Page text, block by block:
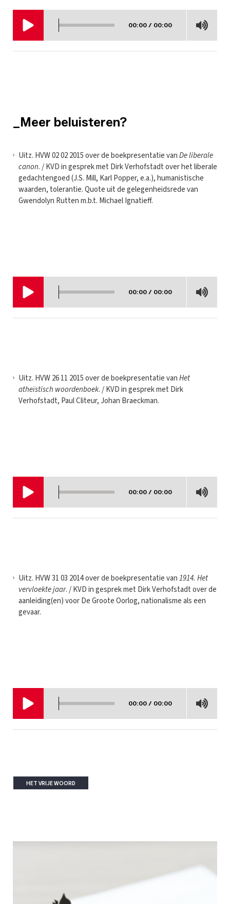
00:00 / 00:00
_Meer beluisteren?
Uitz. HVW 02 02 2015 over de boekpresentatie vanDe liberale
canon. / KVD in gesprek met Dirk Verhofstadt over het liberale
gedachtengoed (J.S. Mill, Karl Popper, e.a.), humanistische
waarden, tolerantie. Quote uit de gelegenheidsrede van
Gwendolyn Rutten m.b.t. Michael Ignatieff.
00:00 / 00:00
Uitz. HVW 26 11 2015 over de boekpresentatie vanHet
atheïstisch woordenboek. / KVD in gesprek met Dirk
Verhofstadt, Paul Cliteur, Johan Braeckman.
00:00 / 00:00
Uitz. HVW 31 03 2014 over de boekpresentatie van1914. Het
vervloekte jaar. / KVD in gesprek met Dirk Verhofstadt over de
aanleiding(en) voor De Groote Oorlog, nationalisme als een
gevaar.
00:00 / 00:00
HET VRIJE WOORD